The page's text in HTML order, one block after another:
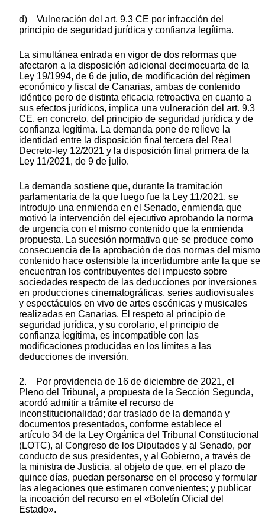
d) Vulneración del art. 9.3 CE por infracción del
principio de seguridad jurídica y confianza legítima.
La simultánea entrada en vigor de dos reformas que
afectaron a la disposición adicional decimocuarta de la
Ley 19/1994, de 6 de julio, de modificación del régimen
económico y fiscal de Canarias, ambas de contenido
idéntico pero de distinta eficacia retroactiva en cuanto a
sus efectos jurídicos, implica una vulneración del art. 9.3
CE, en concreto, del principio de seguridad jurídica y de
confianza legítima. La demanda pone de relieve la
identidad entre la disposición final tercera del Real
Decreto-ley 12/2021 y la disposición final primera de la
Ley 11/2021, de 9 de julio.
La demanda sostiene que, durante la tramitación
parlamentaria de la que luego fue la Ley 11/2021, se
introdujo una enmienda en el Senado, enmienda que
motivó la intervención del ejecutivo aprobando la norma
de urgencia con el mismo contenido que la enmienda
propuesta. La sucesión normativa que se produce como
consecuencia de la aprobación de dos normas del mismo
contenido hace ostensible la incertidumbre ante la que se
encuentran los contribuyentes del impuesto sobre
sociedades respecto de las deducciones por inversiones
en producciones cinematográficas, series audiovisuales
y espectáculos en vivo de artes escénicas y musicales
realizadas en Canarias. El respeto al principio de
seguridad jurídica, y su corolario, el principio de
confianza legítima, es incompatible con las
modificaciones producidas en los límites a las
deducciones de inversión.
2. Por providencia de 16 de diciembre de 2021, el
Pleno del Tribunal, a propuesta de la Sección Segunda,
acordó admitir a trámite el recurso de
inconstitucionalidad; dar traslado de la demanda y
documentos presentados, conforme establece el
artículo 34 de la Ley Orgánica del Tribunal Constitucional
(LOTC), al Congreso de los Diputados y al Senado, por
conducto de sus presidentes, y al Gobierno, a través de
la ministra de Justicia, al objeto de que, en el plazo de
quince días, puedan personarse en el proceso y formular
las alegaciones que estimaren convenientes; y publicar
la incoación del recurso en el «Boletín Oficial del
Estado».